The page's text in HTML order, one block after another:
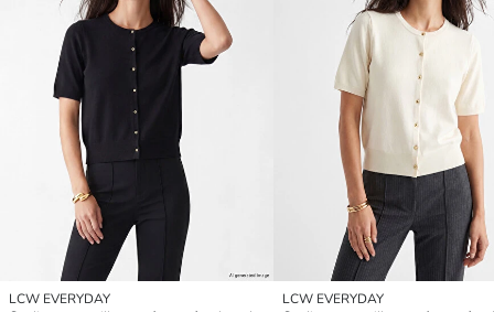
LCW EVERYDAY
LCW EVERYDAY